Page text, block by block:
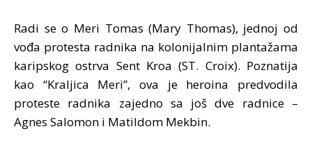
Radi se o Meri Tomas (Mary Thomas), jednoj od
vođa protesta radnika na kolonijalnim plantažama
karipskog ostrva Sent Kroa (ST. Croix). Poznatija
kao “Kraljica Meri”, ova je heroina predvodila
proteste radnika zajedno sa još dve radnice –
Agnes Salomon i Matildom Mekbin.